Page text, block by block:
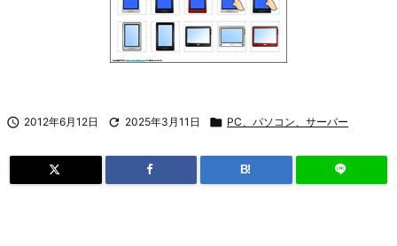
 2012年6月12日  2025年3月11日  PC、パソコン、サーバー
B!